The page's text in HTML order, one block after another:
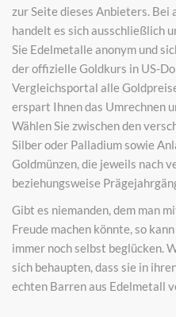
zur Seite dieses Anbieters.
handelt es sich ausschließlich
Sie Edelmetalle anonym und
der offizielle Goldkurs in US-
Vergleichsportal alle
erspart Ihnen das Umrechnen
Wählen Sie zwischen den
Silber oder Palladium sowie
Goldmünzen, die jeweils nach
beziehungsweise
Gibt es niemanden, dem man
Freude machen könnte, so
immer noch selbst beglücken.
sich behaupten, dass sie in
echten Barren aus Edelmetall